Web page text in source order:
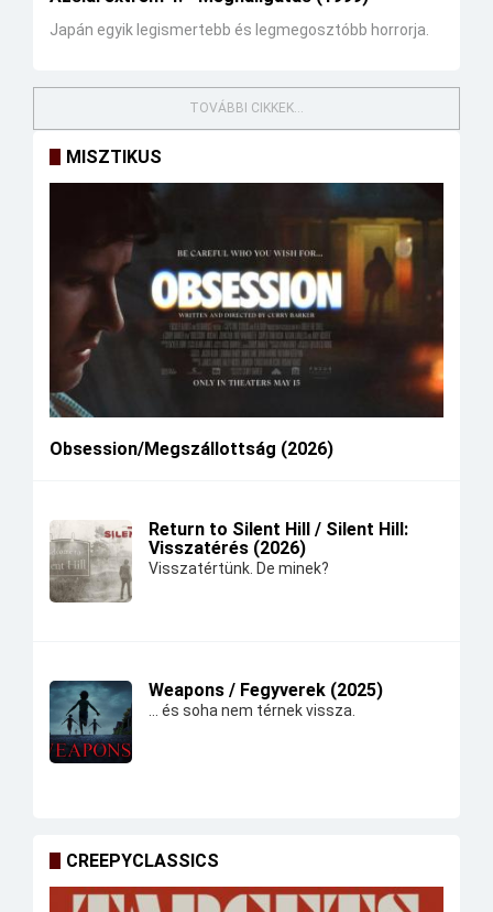
Japán egyik legismertebb és legmegosztóbb horrorja.
TOVÁBBI CIKKEK...
MISZTIKUS
Obsession/Megszállottság (2026)
Return to Silent Hill / Silent Hill:
Visszatérés (2026)
Visszatértünk. De minek?
Weapons / Fegyverek (2025)
... és soha nem térnek vissza.
CREEPYCLASSICS